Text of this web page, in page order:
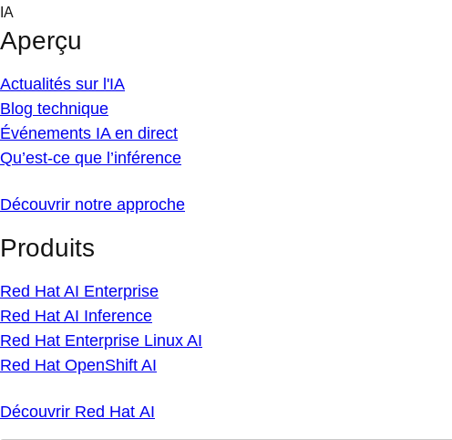
Skip
content
IA
Aperçu
Actualités sur l'IA
Blog technique
Événements IA en direct
Qu’est-ce que l’inférence
Découvrir notre approche
Produits
Red Hat AI Enterprise
Red Hat AI Inference
Red Hat Enterprise Linux AI
Red Hat OpenShift AI
Découvrir Red Hat AI